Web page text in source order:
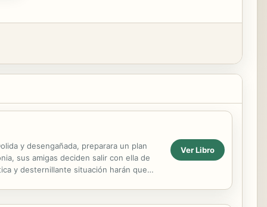
y desengañada, preparara un plan
sus amigas deciden salir con ella de
y desternillante situación harán que
Ver Libro